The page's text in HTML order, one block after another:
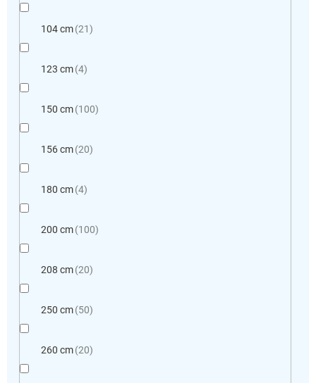
104 cm 21
123 cm 4
150 cm 100
156 cm 20
180 cm 4
200 cm 100
208 cm 20
250 cm 50
260 cm 20